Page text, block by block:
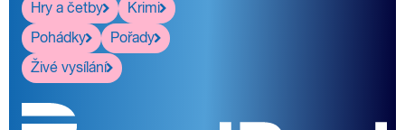
Hry a četby
Krimi
Pohádky
Pořady
Živé vysílání